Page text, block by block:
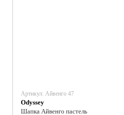
Артикул: Айвенго 47
Odyssey
Шапка Айвенго пастель